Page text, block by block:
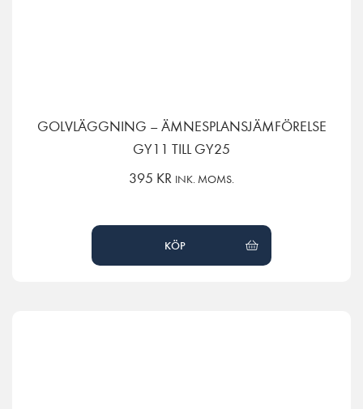
GOLVLÄGGNING – ÄMNESPLANSJÄMFÖRELSE
GY11 TILL GY25
395 KR INK. MOMS.
KÖP